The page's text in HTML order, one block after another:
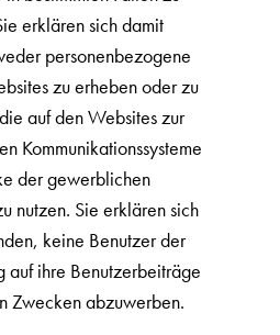
erklären sich damit
personenbezogene
zu erheben oder zu
auf den Websites zur
Kommunikationssysteme
der gewerblichen
nutzen. Sie erklären sich
keine Benutzer der
auf ihre Benutzerbeiträge
Zwecken abzuwerben.